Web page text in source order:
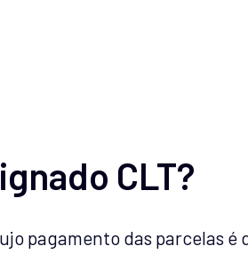
CLT?
pagamento das parcelas